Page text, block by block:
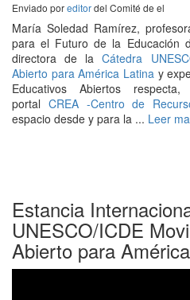
Enviado poreditordel Comité de el
María Soledad Ramírez,
para el Futuro de la Educación
directora de laCátedra
Abierto para América Latinay
Educativos Abiertos
portal CREA -Centro de
espacio desde y para la ... Leer
Estancia
UNESCO/ICDE
Abierto para